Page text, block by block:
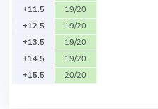
+11.5
19/20
+12.5
19/20
+13.5
19/20
+14.5
19/20
+15.5
20/20